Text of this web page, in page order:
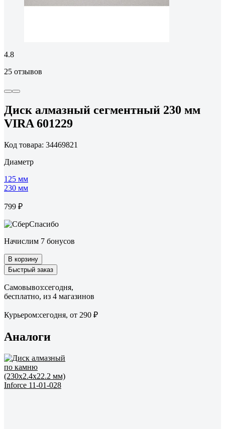
4.8
25 отзывов
Диск алмазный сегментный 230 мм
VIRA 601229
Код товара: 34469821
Диаметр
125 мм
230 мм
799 ₽
Начислим 7 бонусов
В корзину
Быстрый заказ
Самовывоз:сегодня,
бесплатно, из 4 магазинов
Курьером:сегодня, от 290 ₽
Аналоги